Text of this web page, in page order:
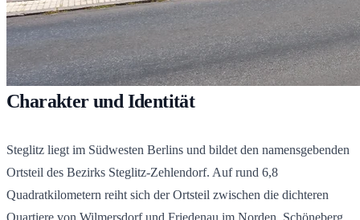
Charakter und Identität
Steglitz liegt im Südwesten Berlins und bildet den namensgebenden
Ortsteil des Bezirks Steglitz-Zehlendorf. Auf rund 6,8
Quadratkilometern reiht sich der Ortsteil zwischen die dichteren
Quartiere von Wilmersdorf und Friedenau im Norden, Schöneberg